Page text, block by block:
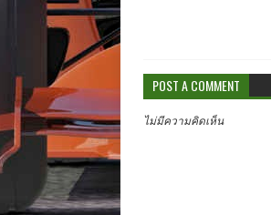
POST A COMMENT
ไม่มีความคิดเห็น